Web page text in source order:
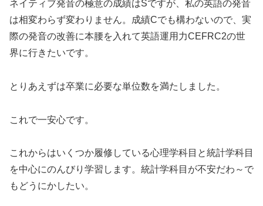
ネイティブ発音の極意の成績はSですが、私の英語の発音
は相変わらず変わりません。成績Cでも構わないので、実
際の発音の改善に本腰を入れて英語運用力CEFRC2の世
界に行きたいです。
とりあえずは卒業に必要な単位数を満たしました。
これで一安心です。
これからはいくつか履修している心理学科目と統計学科目
を中心にのんびり学習します。統計学科目が不安だわ～で
もどうにかしたい。